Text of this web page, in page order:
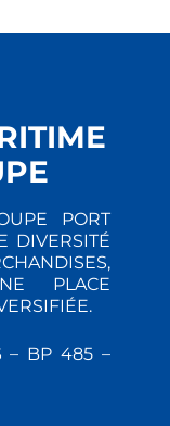
PORT
DIVERSITÉ
PLACE
– BP 485 –